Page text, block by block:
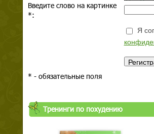
Введите слово на картинке
*:
Я
* - обязательные поля
Тренинги по похудению